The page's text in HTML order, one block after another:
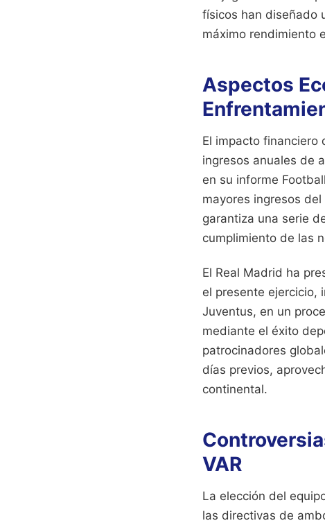
físicos han diseñado
máximo rendimiento
Aspectos
El impacto
ingresos anuales de
en su informe
mayores ingresos
garantiza una serie
cumplimiento de las
El Real Madrid ha
el presente ejercicio,
Juventus, en un
mediante el éxito
patrocinadores
días previos,
continental.
VAR
La elección del
las directivas de